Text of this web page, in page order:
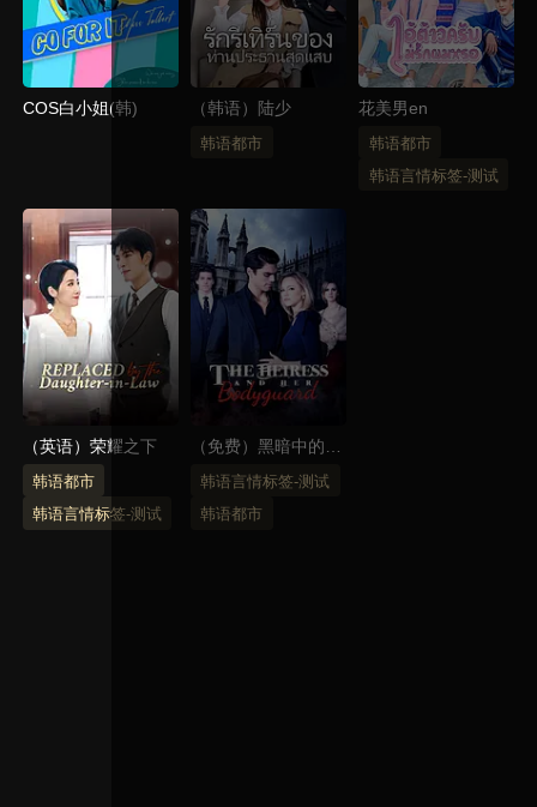
COS白小姐(韩) （韩语）陆少
韩语都市
花美男en
韩语都市
韩语言情标签-测试
（英语）荣耀之下
韩语都市
韩语言情标签-测试
（免费）黑暗中的爱
（韩语）
韩语言情标签-测试
韩语都市